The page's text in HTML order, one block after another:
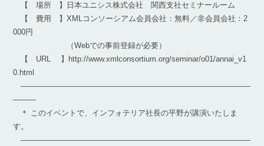
【 場所 】日本ユニシス株式会社 関西支社セミナールーム
【 費用 】XMLコンソーシアム会員会社：無料／非会員会社：2
000円
（Webでの事前登録が必要）
【 URL 】http://www.xmlconsortium.org/seminar/o01/annai_v1
0.html
――――――――――――――――――――――――――――――
―――
＊ このイベントで、インフォテリア社長の平野が講演いたしま
す。
――――――――――――――――――――――――――――――